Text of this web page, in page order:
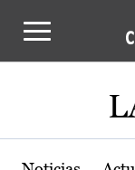
Actualidad